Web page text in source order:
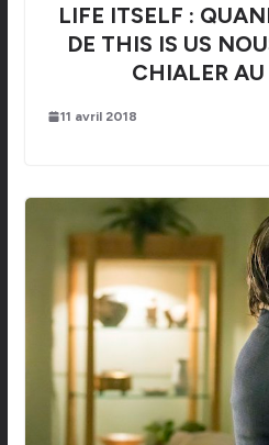
LIFE ITSELF :
DE THIS IS US
CHIALER
11 avril 2018